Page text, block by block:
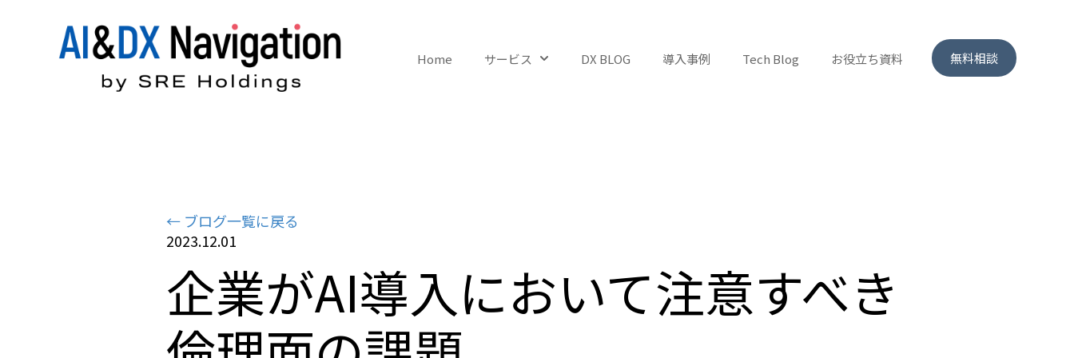
Home サービス Show submenu for サービス
DX BLOG 導入事例 Tech Blog お役立ち資料 無料相談
← ブログ一覧に戻る
2023.12.01
企業がAI導入において注意すべき